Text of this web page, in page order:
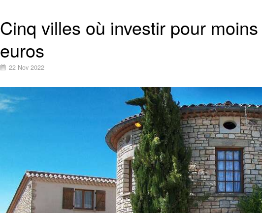
Cinq villes où investir pour
euros
22 Nov 2022